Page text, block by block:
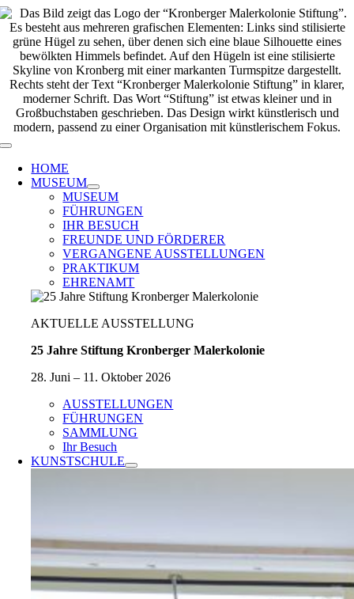
Zum
Inhalt
springen
Toggle
Navigation
HOME
MUSEUM
MUSEUM
FÜHRUNGEN
IHR BESUCH
FREUNDE UND FÖRDERER
VERGANGENE AUSSTELLUNGEN
PRAKTIKUM
EHRENAMT
AKTUELLE AUSSTELLUNG
25 Jahre Stiftung Kronberger Malerkolonie
28. Juni – 11. Oktober 2026
AUSSTELLUNGEN
FÜHRUNGEN
SAMMLUNG
Ihr Besuch
KUNSTSCHULE